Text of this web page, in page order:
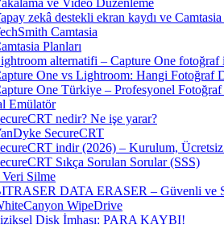
ve Video Düzenleme
zekâ destekli ekran kaydı ve
Camtasia
Planları
alternatifi – Capture One fotoğraf iş
One vs Lightroom: Hangi Fotoğraf
One Türkiye – Profesyonel Fotoğraf
Emülatör
nedir? Ne işe yarar?
SecureCRT
indir (2026) – Kurulum,
Sıkça Sorulan Sorular (SSS)
Silme
DATA ERASER – Güvenli ve
WipeDrive
Disk İmhası: PARA KAYBI!